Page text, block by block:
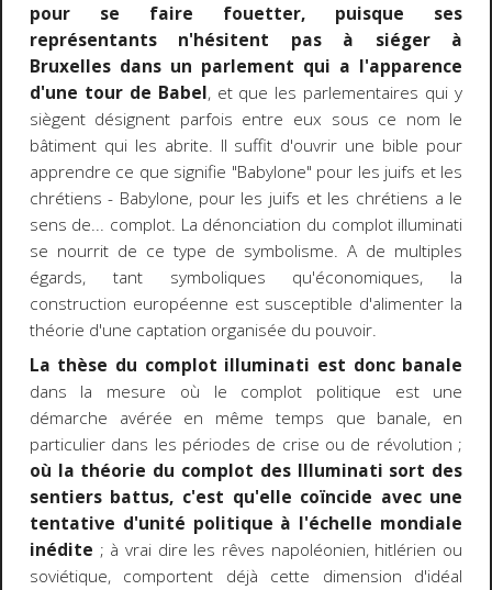
pour se faire fouetter, puisque ses
représentants n'hésitent pas à siéger à
Bruxelles dans un parlement qui a l'apparence
d'une tour de Babel, et que les parlementaires qui y
siègent désignent parfois entre eux sous ce nom le
bâtiment qui les abrite. Il suffit d'ouvrir une bible pour
apprendre ce que signifie "Babylone" pour les juifs et les
chrétiens - Babylone, pour les juifs et les chrétiens a le
sens de... complot. La dénonciation du complot illuminati
se nourrit de ce type de symbolisme. A de multiples
égards, tant symboliques qu'économiques, la
construction européenne est susceptible d'alimenter la
théorie d'une captation organisée du pouvoir.
La thèse du complot illuminati est donc banale
dans la mesure où le complot politique est une
démarche avérée en même temps que banale, en
particulier dans les périodes de crise ou de révolution ;
où la théorie du complot des Illuminati sort des
sentiers battus, c'est qu'elle coïncide avec une
tentative d'unité politique à l'échelle mondiale
inédite ; à vrai dire les rêves napoléonien, hitlérien ou
soviétique, comportent déjà cette dimension d'idéal